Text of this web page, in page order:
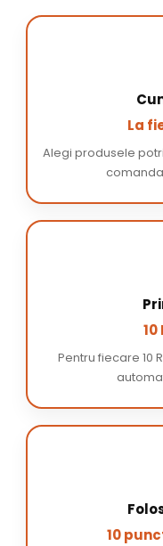
La
Alegi produsele
10
Pentru fiecare 10
10